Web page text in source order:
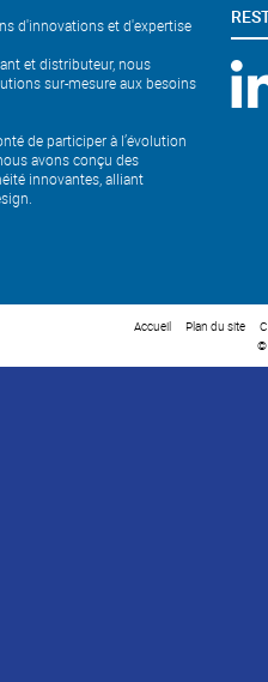
d'innovations et d'expertise
et distributeur, nous
sur-mesure aux besoins
de participer à l’évolution
avons conçu des
innovantes, alliant
Accueil Plan du site
©